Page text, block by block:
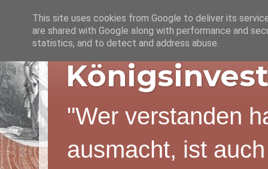
"Wer verstanden
ausmacht, ist
This site uses cookies from Google to deliver its
are shared with Google along with performance and
statistics, and to detect and address abuse.